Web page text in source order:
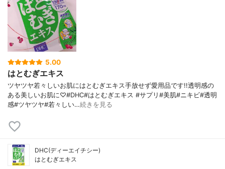
5.00
はとむぎエキス
ツヤツヤ若々しいお肌にはとむぎエキス手放せず愛用品です!!透明感の
ある美しいお肌に♡#DHC#はとむぎエキス #サプリ#美肌#ニキビ#透明
感#ツヤツヤ#若々しい…続きを見る
DHC(ディーエイチシー)
はとむぎエキス